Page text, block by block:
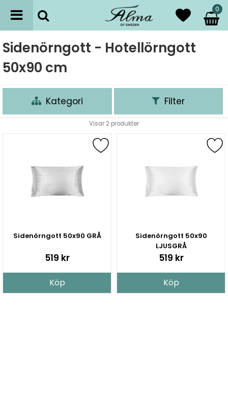
0
Sidenörngott - Hotellörngott
50x90 cm
Kategori Filter
Visar 2 produkter
Sidenörngott 50x90 GRÅ
519 kr
Köp
Sidenörngott 50x90
LJUSGRÅ
519 kr
Köp